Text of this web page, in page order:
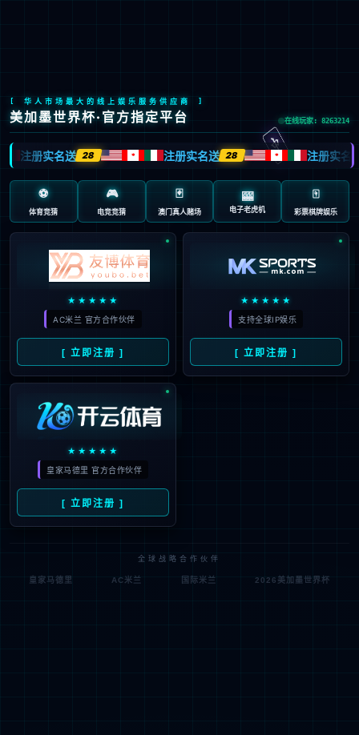
今年会文化
践行“通”的哲学，以人为本，诚信通达；
立天人合一之德，行大健康之道。
了解更多>